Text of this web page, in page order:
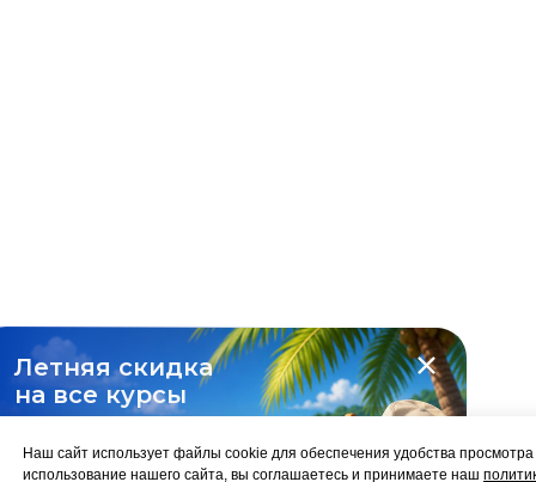
Наш сайт использует файлы cookie для обеспечения удобства
использование нашего сайта, вы соглашаетесь и принимаете наш
Летняя скидка
на все курсы